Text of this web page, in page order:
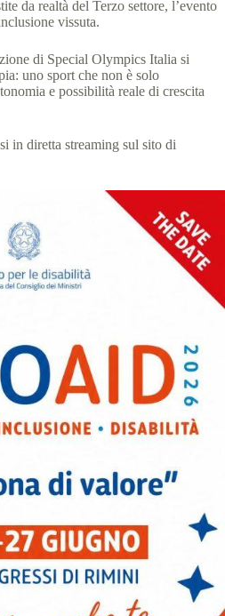
da realtà del Terzo settore, l’evento
vissuta.
di Special Olympics Italia si
uno sport che non è solo
e possibilità reale di crescita
in diretta streaming sul sito di